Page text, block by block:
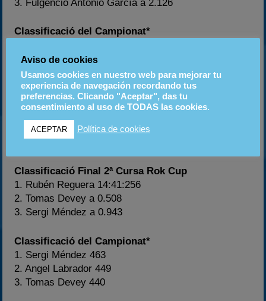
3. Fulgencio Antonio García a 2.126
Classificació del Campionat*
2. David Alabart 468
3. Fulgencio A. García 445
Classificació Final 1ª Cursa Rok Cup
2. Sergi Méndez a 3.336
3. Angel Labrador a 4.247
Classificació Final 2ª Cursa Rok Cup
1. Rubén Reguera 14:41:256
2. Tomas Devey a 0.508
3. Sergi Méndez a 0.943
Classificació del Campionat*
1. Sergi Méndez 463
2. Angel Labrador 449
3. Tomas Devey 440
Aviso de cookies
Usamos cookies en nuestro web para mejorar tu
experiencia de navegación recordando tus
preferencias. Clicando "Aceptar", das tu
consentimiento al uso de TODAS las cookies.
ACEPTAR Política de cookies